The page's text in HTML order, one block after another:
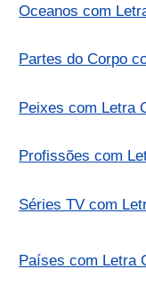
Oceanos com
Partes do Corpo
Peixes com Letra
Profissões com
Séries TV com
Países com Letra